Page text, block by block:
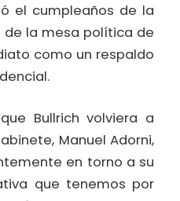
el cumpleaños de la
de la mesa política de
como un respaldo
Bullrich volviera a
Manuel Adorni,
en torno a su
que tenemos por